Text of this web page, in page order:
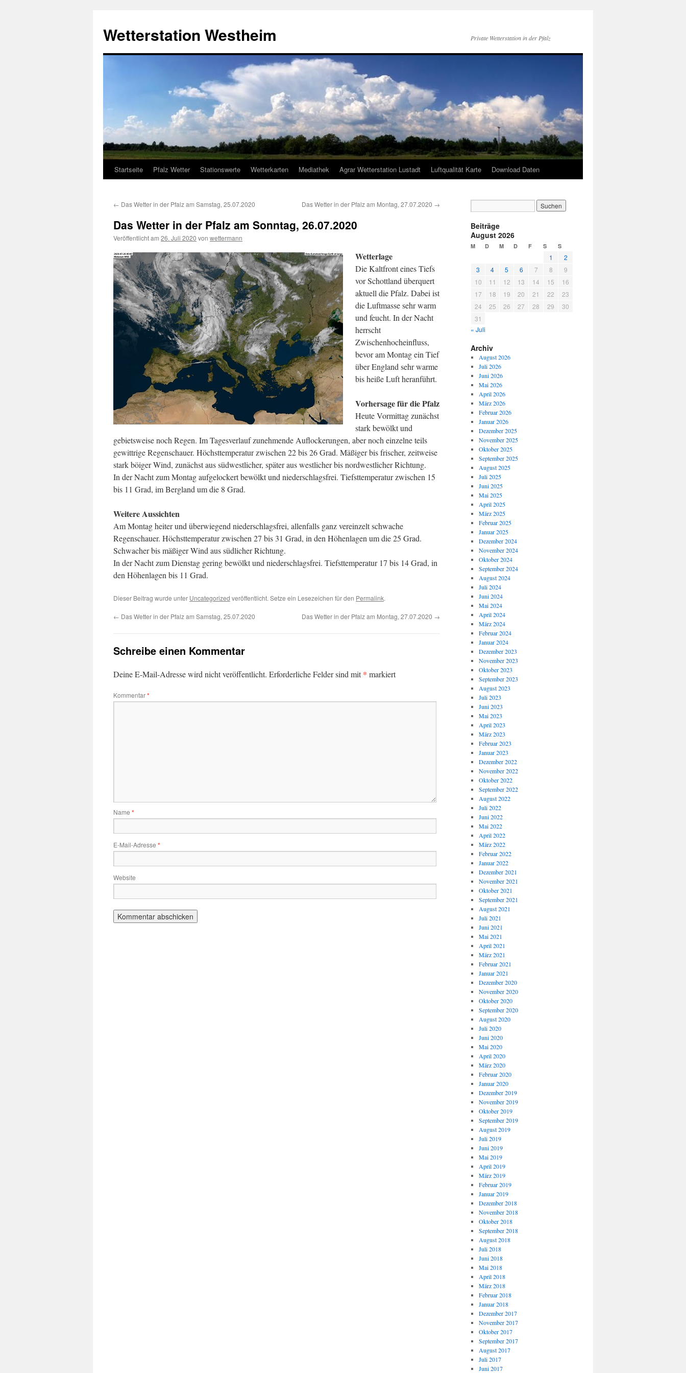
springen
Wetterstation Westheim Private Wetterstation in der Pfalz
Startseite Pfalz Wetter Stationswerte Wetterkarten Mediathek Agrar Wetterstation Lustadt Luftqualität Karte Download Daten
← Das Wetter in der Pfalz am Samstag, 25.07.2020 Das Wetter in der Pfalz am Montag, 27.07.2020 →
Das Wetter in der Pfalz am Sonntag, 26.07.2020
Veröffentlicht am 26. Juli 2020 von wettermann
Wetterlage
Die Kaltfront eines Tiefs
vor Schottland überquert
aktuell die Pfalz. Dabei ist
die Luftmasse sehr warm
und feucht. In der Nacht
herrscht
Zwischenhocheinfluss,
bevor am Montag ein Tief
über England sehr warme
bis heiße Luft heranführt.
Vorhersage für die Pfalz
Heute Vormittag zunächst
stark bewölkt und
gebietsweise noch Regen. Im Tagesverlauf zunehmende Auflockerungen, aber noch einzelne teils
gewittrige Regenschauer. Höchsttemperatur zwischen 22 bis 26 Grad. Mäßiger bis frischer, zeitweise
stark böiger Wind, zunächst aus südwestlicher, später aus westlicher bis nordwestlicher Richtung.
In der Nacht zum Montag aufgelockert bewölkt und niederschlagsfrei. Tiefsttemperatur zwischen 15
bis 11 Grad, im Bergland um die 8 Grad.
Weitere Aussichten
Am Montag heiter und überwiegend niederschlagsfrei, allenfalls ganz vereinzelt schwache
Regenschauer. Höchsttemperatur zwischen 27 bis 31 Grad, in den Höhenlagen um die 25 Grad.
Schwacher bis mäßiger Wind aus südlicher Richtung.
In der Nacht zum Dienstag gering bewölkt und niederschlagsfrei. Tiefsttemperatur 17 bis 14 Grad, in
den Höhenlagen bis 11 Grad.
Dieser Beitrag wurde unter Uncategorized veröffentlicht. Setze ein Lesezeichen für den Permalink.
← Das Wetter in der Pfalz am Samstag, 25.07.2020 Das Wetter in der Pfalz am Montag, 27.07.2020 →
Schreibe einen Kommentar
Deine E-Mail-Adresse wird nicht veröffentlicht. Erforderliche Felder sind mit* markiert
Kommentar*
Name *
E-Mail-Adresse *
Website
Beiträge
August 2026
M D M D F S S
1
2
3
4 5 6 7 8
9
10
11 12 13 14 15
16
17
18 19 20 21 22
23
24
25 26 27 28 29
30
31
« Juli
Archiv
August 2026
Juli 2026
Juni 2026
Mai 2026
April 2026
März 2026
Februar 2026
Januar 2026
Dezember 2025
November 2025
Oktober 2025
September 2025
August 2025
Juli 2025
Juni 2025
Mai 2025
April 2025
März 2025
Februar 2025
Januar 2025
Dezember 2024
November 2024
Oktober 2024
September 2024
August 2024
Juli 2024
Juni 2024
Mai 2024
April 2024
März 2024
Februar 2024
Januar 2024
Dezember 2023
November 2023
Oktober 2023
September 2023
August 2023
Juli 2023
Juni 2023
Mai 2023
April 2023
März 2023
Februar 2023
Januar 2023
Dezember 2022
November 2022
Oktober 2022
September 2022
August 2022
Juli 2022
Juni 2022
Mai 2022
April 2022
März 2022
Februar 2022
Januar 2022
Dezember 2021
November 2021
Oktober 2021
September 2021
August 2021
Juli 2021
Juni 2021
Mai 2021
April 2021
März 2021
Februar 2021
Januar 2021
Dezember 2020
November 2020
Oktober 2020
September 2020
August 2020
Juli 2020
Juni 2020
Mai 2020
April 2020
März 2020
Februar 2020
Januar 2020
Dezember 2019
November 2019
Oktober 2019
September 2019
August 2019
Juli 2019
Juni 2019
Mai 2019
April 2019
März 2019
Februar 2019
Januar 2019
Dezember 2018
November 2018
Oktober 2018
September 2018
August 2018
Juli 2018
Juni 2018
Mai 2018
April 2018
März 2018
Februar 2018
Januar 2018
Dezember 2017
November 2017
Oktober 2017
September 2017
August 2017
Juli 2017
Juni 2017